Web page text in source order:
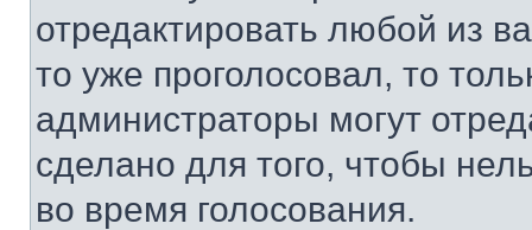
отредактировать любой из
то уже проголосовал, то
администраторы могут
сделано для того, чтобы
во время голосования.